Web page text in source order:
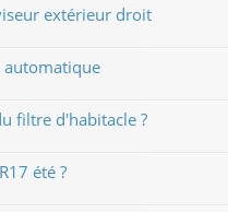
extérieur droit
filtre d'habitacle ?
été ?